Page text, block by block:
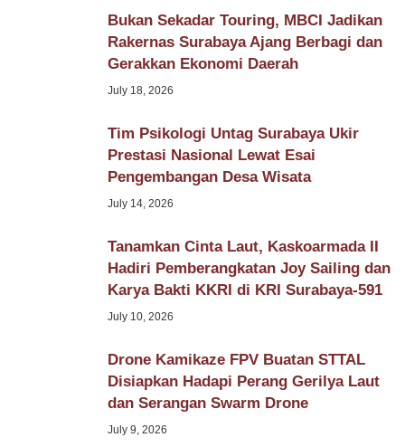
Bukan Sekadar Touring, MBCI Jadikan
Rakernas Surabaya Ajang Berbagi dan
Gerakkan Ekonomi Daerah
July 18, 2026
Tim Psikologi Untag Surabaya Ukir
Prestasi Nasional Lewat Esai
Pengembangan Desa Wisata
July 14, 2026
Tanamkan Cinta Laut, Kaskoarmada II
Hadiri Pemberangkatan Joy Sailing dan
Karya Bakti KKRI di KRI Surabaya-591
July 10, 2026
Drone Kamikaze FPV Buatan STTAL
Disiapkan Hadapi Perang Gerilya Laut
dan Serangan Swarm Drone
July 9, 2026